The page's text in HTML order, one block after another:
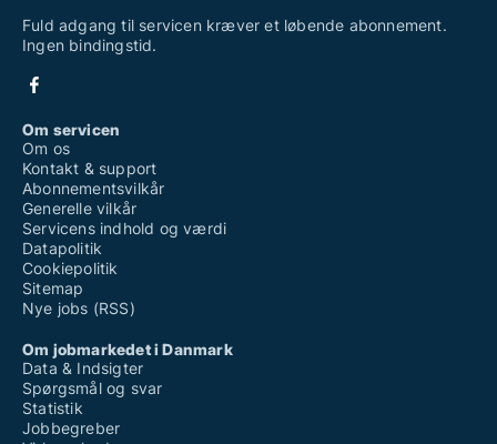
Fuld adgang til servicen kræver et løbende abonnement.
Ingen bindingstid.
Om servicen
Om os
Kontakt & support
Abonnementsvilkår
Generelle vilkår
Servicens indhold og værdi
Datapolitik
Cookiepolitik
Sitemap
Nye jobs (RSS)
Om jobmarkedet i Danmark
Data & Indsigter
Spørgsmål og svar
Statistik
Jobbegreber